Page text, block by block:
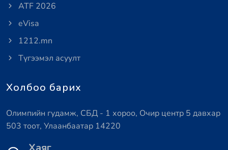
ATF 2026
eVisa
1212.mn
Түгээмэл асуулт
Холбоо барих
Олимпийн гудамж, СБД - 1 хороо, Очир центр 5 давхар
503 тоот, Улаанбаатар 14220